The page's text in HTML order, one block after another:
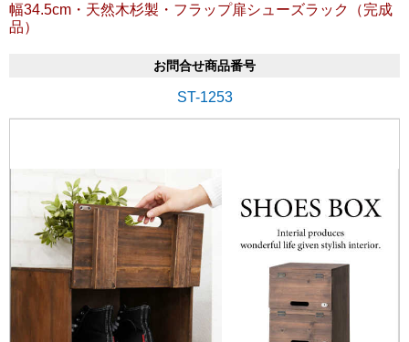
幅34.5cm・天然木杉製・フラップ扉シューズラック（完成
品）
お問合せ商品番号
ST-1253